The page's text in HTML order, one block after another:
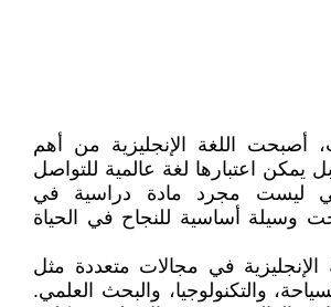
أصبحت اللغة الإنجليزية من أهم
يمكن اعتبارها لغة عالمية للتواصل
ليست مجرد مادة دراسية في
وسيلة أساسية للنجاح في الحياة
الإنجليزية في مجالات متعددة مثل
والتكنولوجيا، والبحث العلمي.